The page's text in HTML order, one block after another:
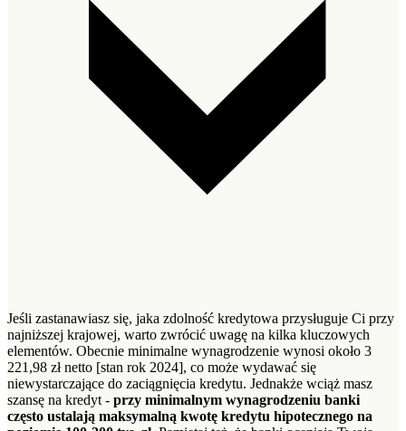
Jeśli zastanawiasz się, jaka zdolność kredytowa przysługuje Ci przy
najniższej krajowej, warto zwrócić uwagę na kilka kluczowych
elementów. Obecnie minimalne wynagrodzenie wynosi około 3
221,98 zł netto [stan rok 2024], co może wydawać się
niewystarczające do zaciągnięcia kredytu. Jednakże wciąż masz
szansę na kredyt - przy minimalnym wynagrodzeniu banki
często ustalają maksymalną kwotę kredytu hipotecznego na